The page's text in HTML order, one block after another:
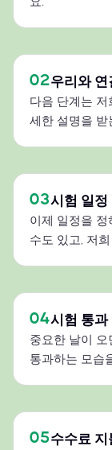
02우리와 연
다음 단계는
세한 설명을 받
03시험 일정
이제 일정을
수도 있고, 저
04시험 통과
중요한 날이
통과하는 모습
05수수료 지